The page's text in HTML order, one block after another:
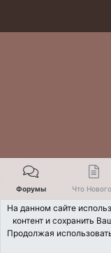
Форумы Что
На данном сайте
контент и сохранить
Продолжая